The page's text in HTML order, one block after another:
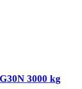
3000 kg